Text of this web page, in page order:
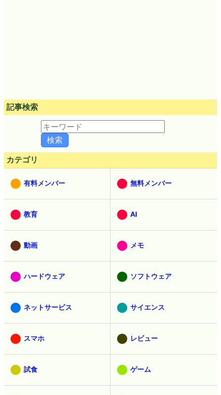
記事検索
カテゴリ
有料メンバー 無料メンバー
教育 AI
動画 メモ
ハードウェア ソフトウェア
ネットサービス サイエンス
スマホ レビュー
試食 ゲーム